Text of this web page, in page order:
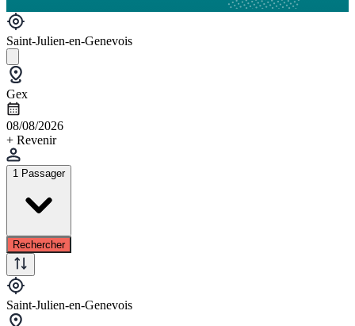
Saint-Julien-en-Genevois
Gex
08/08/2026
+ Revenir
1 Passager
Rechercher
Saint-Julien-en-Genevois